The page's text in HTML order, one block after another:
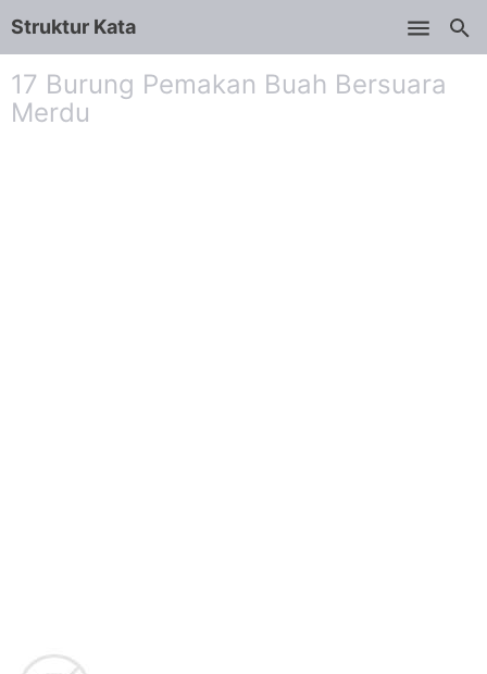
Struktur Kata
17 Burung Pemakan Buah Bersuara
Merdu